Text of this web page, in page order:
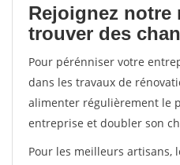
Rejoignez notre
trouver des
Pour pérénniser votre
dans les travaux de
alimenter régulièrement le
entreprise et doubler son
Pour les meilleurs artisans,